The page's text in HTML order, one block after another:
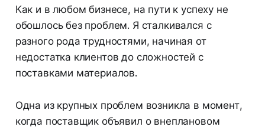
Как и в любом бизнесе, на пути к успеху не
обошлось без проблем. Я сталкивался с
разного рода трудностями, начиная от
недостатка клиентов до сложностей с
поставками материалов.
Одна из крупных проблем возникла в момент,
когда поставщик объявил о внеплановом